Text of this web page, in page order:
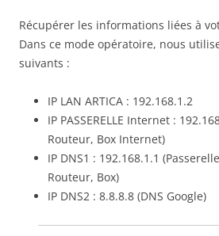
Récupérer les informations liées à
Dans ce mode opératoire, nous
suivants :
IP LAN ARTICA : 192.168.1.2
IP PASSERELLE Internet :
Routeur, Box Internet)
IP DNS1 : 192.168.1.1
Routeur, Box)
IP DNS2 : 8.8.8.8 (DNS Google)